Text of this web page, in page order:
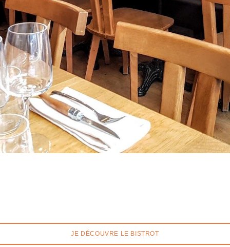
JE DÉCOUVRE LE BISTROT